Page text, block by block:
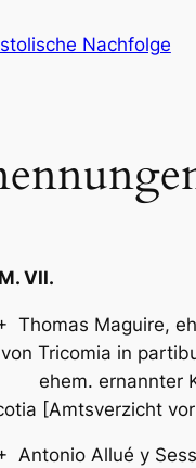
Nachfolge
VII.
Thomas Maguire,
Tricomia in
ernannter
[Amtsverzicht
Antonio Allué y